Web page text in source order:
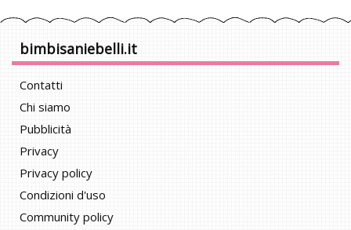
bimbisaniebelli.it
Contatti
Chi siamo
Pubblicità
Privacy
Privacy policy
Condizioni d'uso
Community policy